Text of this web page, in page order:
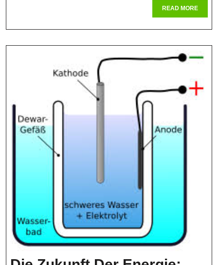
Diagnose
Und
Therapie
READ MOREREAD
MORE